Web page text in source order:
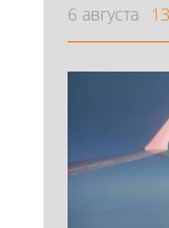
6 августа